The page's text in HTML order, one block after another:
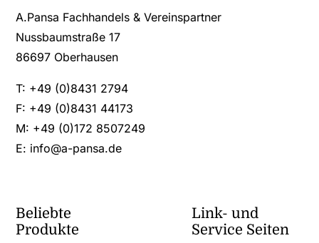
A.Pansa Fachhandels & Vereinspartner
Nussbaumstraße 17
86697 Oberhausen
T: +49 (0)8431 2794
F: +49 (0)8431 44173
M: +49 (0)172 8507249
E: info@a-pansa.de
Beliebte
Produkte
Link- und
Service Seiten